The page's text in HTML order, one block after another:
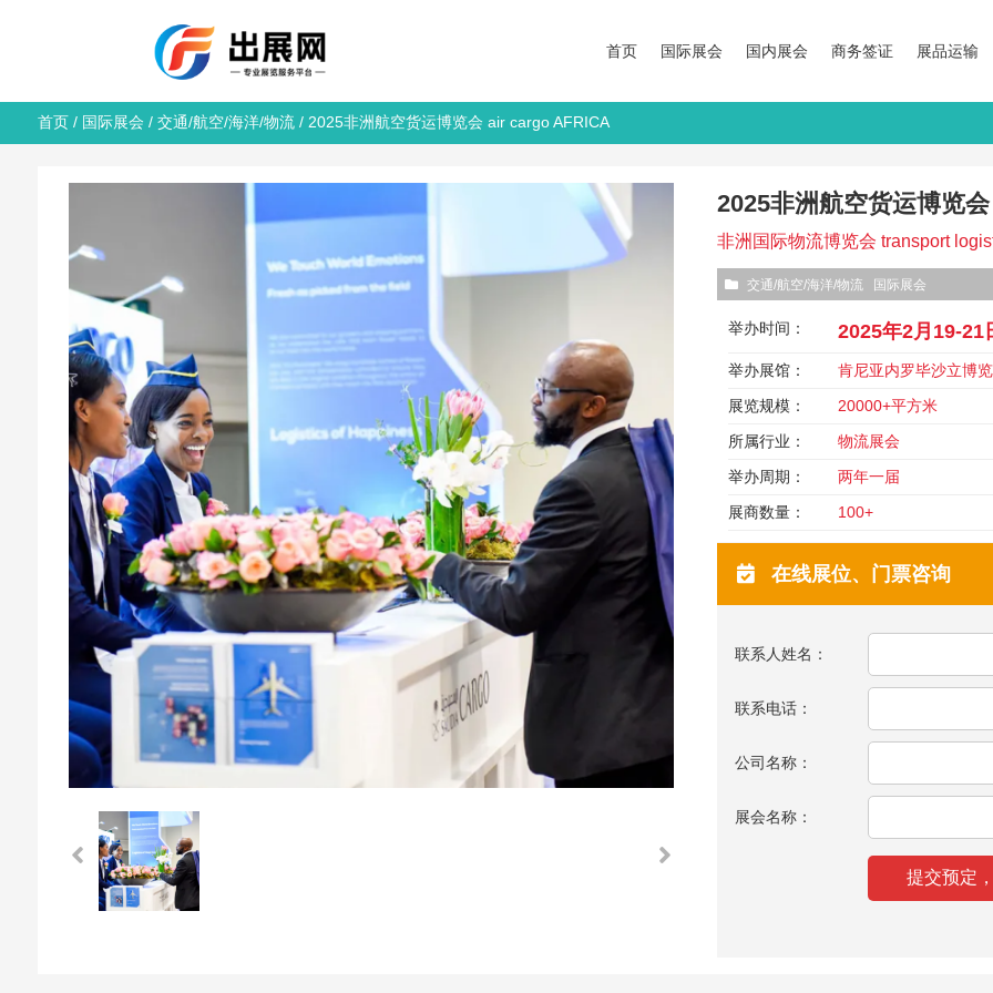
首页 国际展会 国内展会 商务签证 展品运输
首页/ 国际展会 / 交通/航空/海洋/物流/ 2025非洲航空货运博览会 air cargo AFRICA
2025非洲航空货运博览
非洲国际物流博览会 transport
交通/航空/海洋/物流 国际展会
举办时间： 2025年2月19-21
举办展馆：
肯尼亚内罗毕沙立博
展览规模：
20000+平方米
所属行业：
物流展会
举办周期：
两年一届
展商数量：
100+
在线展位、门票咨询
联系人姓名：
联系电话：
公司名称：
展会名称：